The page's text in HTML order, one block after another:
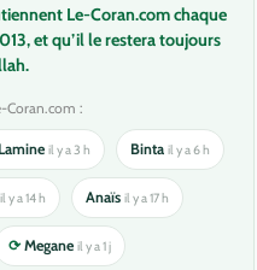
Le-Coran.com chaque
et qu’il le restera toujours
Coran.com :
il y a 3 h Binta il y a 6 h
il y a 14 h Anaïs il y a 17 h
⟳Megane il y a 1 j